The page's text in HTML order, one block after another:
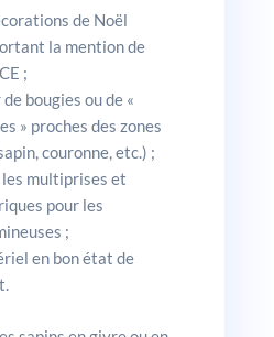
de Noël
la mention de
;
bougies ou de «
» proches des zones
couronne, etc.) ;
les multiprises et
pour les
;
en bon état de